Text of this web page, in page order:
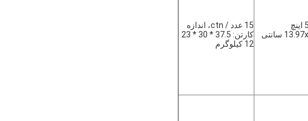
5.5x11 اینچ
13.97x27.94 سانتی
15 عدد / ctn، اندازه
کارتن: 37.5 * 30 * 23
12 کیلوگرم